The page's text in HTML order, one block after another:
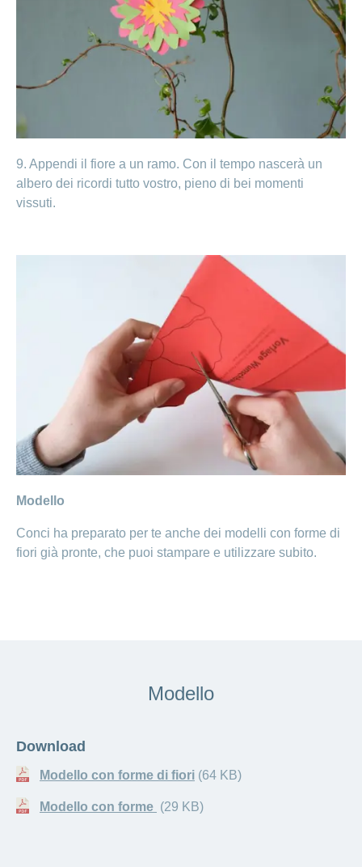
9. Appendi il fiore a un ramo. Con il tempo nascerà un
albero dei ricordi tutto vostro, pieno di bei momenti
vissuti.
Modello
Conci ha preparato per te anche dei modelli con forme di
fiori già pronte, che puoi stampare e utilizzare subito.
Modello
Download
Modello con forme di fiori (64 KB)
Modello con forme (29 KB)